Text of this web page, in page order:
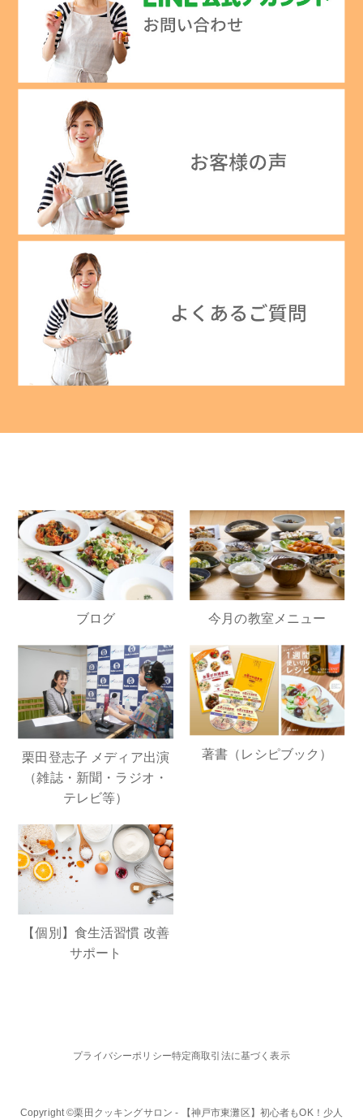
ブログ 今月の教室メニュー
栗田登志子 メディア出演
（雑誌・新聞・ラジオ・
テレビ等）
著書（レシピブック）
【個別】食生活習慣 改善
サポート
プライバシーポリシー特定商取引法に基づく表示
Copyright ©栗田クッキングサロン - 【神戸市東灘区】初心者もOK！少人